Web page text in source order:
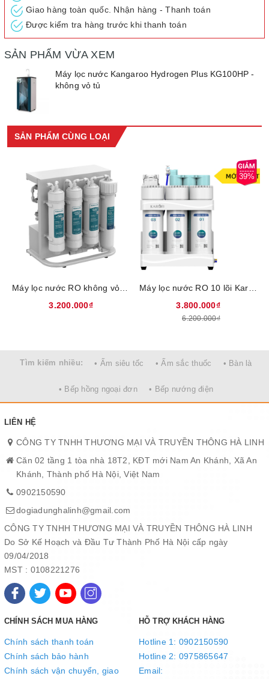
Tính năng nổi bật của máy lọc nước Kangaroo Hydrogen Plus
KG100HP
Được trang bị nhiều lõi lọc, trong đó 6 lõi chức năng lọc với khả
năng chia tách phân tử nước, bổ sung các khoáng chất như
Ca2+, Mg2+,K+, Na+, Fe2+ cho nước đồng thời tạo nước
Hydrogen. Việc kết hợp tối ưu 6 lõi lọc chức năng, đặc biệt bổ
sung thêm lõi 5 in 1, cho hàm lượng khoáng và Hydrogen đến
hơn 25% so với thế hệ máy đời đầu
Tiết kiệm nước: công nghệ lọc RO Vortex (được nghiên cứu và
sáng chế bởi Trung tâm nghiên cứu ứng dụng Kangaroo Hàn
Quốc) tạo dòng chảy xoáy quanh trục giúp giảm đóng cặn bề mặt
màng, tăng thời gian lưu hơn 4 lần, giảm đến 75% nước thải, tăng
Giao hàng toàn quốc. Nhận hàng - Thanh toán
Được kiểm tra hàng trước khi thanh toán
SẢN PHẨM VỪA XEM
Máy lọc nước Kangaroo Hydrogen Plus KG100HP -
không vỏ tủ
SẢN PHẨM CÙNG LOẠI
3.200.000₫
39%
3.800.000₫
6.200.000₫
Tìm kiếm nhiều: • Ấm siêu tốc • Ấm sắc thuốc • Bàn là
• Bếp hồng ngoại đơn • Bếp nướng điện
LIÊN HỆ
CÔNG TY TNHH THƯƠNG MẠI VÀ TRUYỀN THÔNG HÀ LINH
Căn 02 tầng 1 tòa nhà 18T2, KĐT mới Nam An Khánh, Xã An
Khánh, Thành phố Hà Nội, Việt Nam
0902150590
dogiadunghalinh@gmail.com
CÔNG TY TNHH THƯƠNG MẠI VÀ TRUYỀN THÔNG HÀ LINH
Do Sở Kế Hoạch và Đầu Tư Thành Phố Hà Nội cấp ngày
09/04/2018
MST : 0108221276
CHÍNH SÁCH MUA HÀNG
Chính sách thanh toán
Chính sách bảo hành
Chính sách vận chuyển, giao
HỖ TRỢ KHÁCH HÀNG
Hotline 1: 0902150590
Hotline 2: 0975865647
Email: